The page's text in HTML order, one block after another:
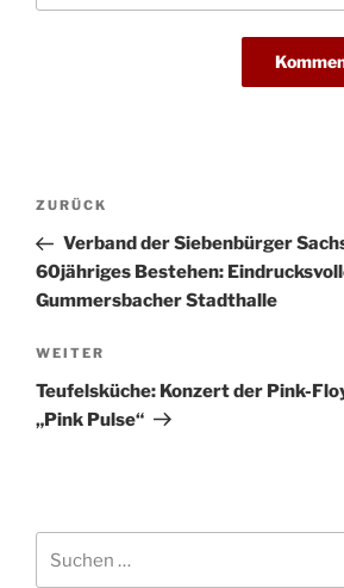
Beitragsnavigation
Vorheriger
Beitrag
ZURÜCK
Verband der Siebenbürger
60jähriges Bestehen:
Gummersbacher Stadthalle
Nächster
Beitrag
WEITER
Teufelsküche: Konzert der Pink-
„Pink Pulse“
nach: